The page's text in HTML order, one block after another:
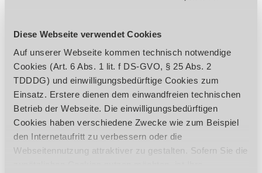
Diese Webseite verwendet Cookies
Auf unserer Webseite kommen technisch notwendige
Cookies (Art. 6 Abs. 1 lit. f DS-GVO, § 25 Abs. 2
TDDDG) und einwilligungsbedürftige Cookies zum
Einsatz. Erstere dienen dem einwandfreien technischen
Betrieb der Webseite. Die einwilligungsbedürftigen
Cookies haben verschiedene Zwecke wie zum Beispiel
den Internetaufritt zu verbessern oder die
Webseitennutzung attraktiver zu gestalten. Sofern Sie die
FACHHÄNDLER